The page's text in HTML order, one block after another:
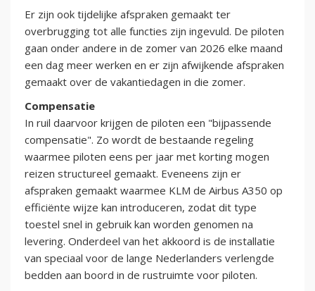
Er zijn ook tijdelijke afspraken gemaakt ter
overbrugging tot alle functies zijn ingevuld. De piloten
gaan onder andere in de zomer van 2026 elke maand
een dag meer werken en er zijn afwijkende afspraken
gemaakt over de vakantiedagen in die zomer.
Compensatie
In ruil daarvoor krijgen de piloten een "bijpassende
compensatie". Zo wordt de bestaande regeling
waarmee piloten eens per jaar met korting mogen
reizen structureel gemaakt. Eveneens zijn er
afspraken gemaakt waarmee KLM de Airbus A350 op
efficiënte wijze kan introduceren, zodat dit type
toestel snel in gebruik kan worden genomen na
levering. Onderdeel van het akkoord is de installatie
van speciaal voor de lange Nederlanders verlengde
bedden aan boord in de rustruimte voor piloten.